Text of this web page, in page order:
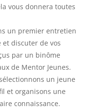
vous donnera toutes
un premier entretien
discuter de vos
par un binôme
de Mentor Jeunes.
un jeune
et organisons une
connaissance.